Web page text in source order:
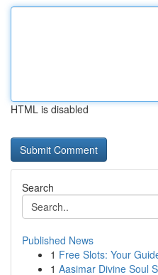
HTML is disabled
Search
Published News
1 Free Slots: Your
1 Aasimar Divine Soul